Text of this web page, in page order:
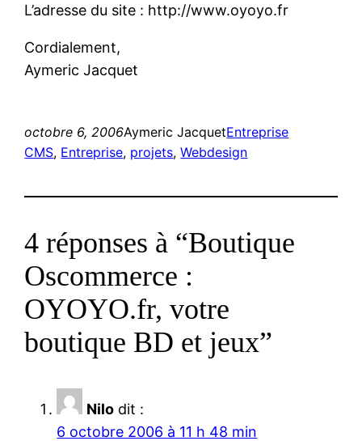
L’adresse du site : http://www.oyoyo.fr
Cordialement,
Aymeric Jacquet
octobre 6, 2006Aymeric JacquetEntreprise
CMS, Entreprise, projets, Webdesign
4 réponses à “Boutique
Oscommerce :
OYOYO.fr, votre
boutique BD et jeux”
Nilo dit :
6 octobre 2006 à 11 h 48 min